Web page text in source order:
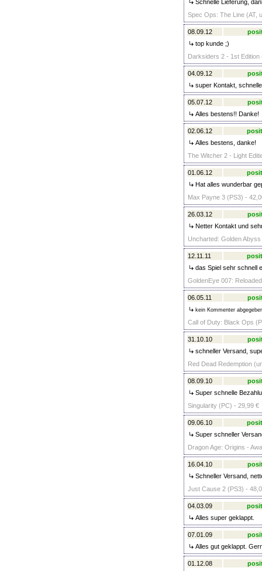
Schnelle Lieferung,
Spec Ops: The Line (AT,
08.09.12
top kunde ;)
Darksiders 2 - 1st
04.09.12
super Kontakt,
05.07.12
Alles bestens!! Danke!
02.06.12
Alles bestens, danke!
The Witcher 2 - Light
01.06.12
Hat alles wunderbar
Max Payne 3 (PS3) -
26.03.12
Netter Kontakt und
Uncharted: Golden
12.11.11
das Spiel sehr schnell
GoldenEye 007:
06.05.11
kein Kommenter
Call of Duty: Black Ops
31.10.10
schneller Versand,
Red Dead Redemption
08.09.10
Super schnelle
Singularity (PC) - 29,99 €
09.06.10
Super schneller
Dragon Age: Origins -
16.04.10
Schneller Versand,
Just Cause 2 (PS3) -
04.03.09
Alles super geklappt.
07.01.09
Alles gut geklappt.
01.12.08